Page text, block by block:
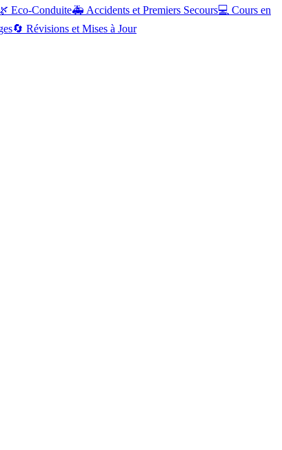
Eco-Conduite🚑 Accidents et Premiers Secours💻 Cours en
🔄 Révisions et Mises à Jour